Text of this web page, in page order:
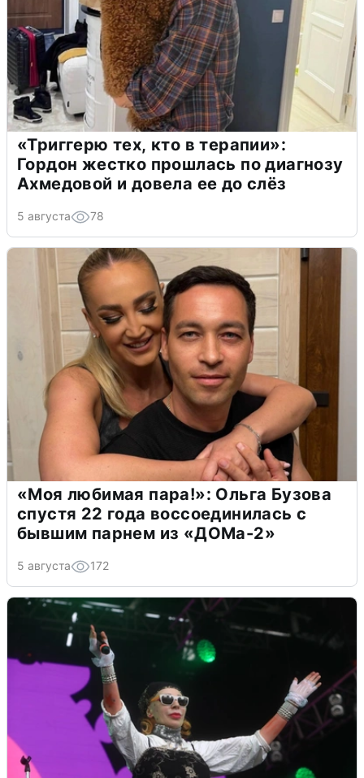
«Триггерю тех, кто в терапии»:
Гордон жестко прошлась по диагнозу
Ахмедовой и довела ее до слёз
5 августа 78
«Моя любимая пара!»: Ольга Бузова
спустя 22 года воссоединилась с
бывшим парнем из «ДОМа-2»
5 августа 172